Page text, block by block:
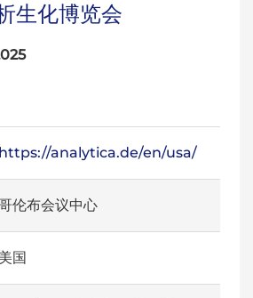
生化博览会
https://analytica.de/en/usa/
伦布会议中心
美国